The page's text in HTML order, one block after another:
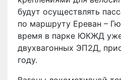
будут осуществлять
по маршруту Ереван –
время в парке ЮКЖД
двухвагонных ЭП2Д,
году.